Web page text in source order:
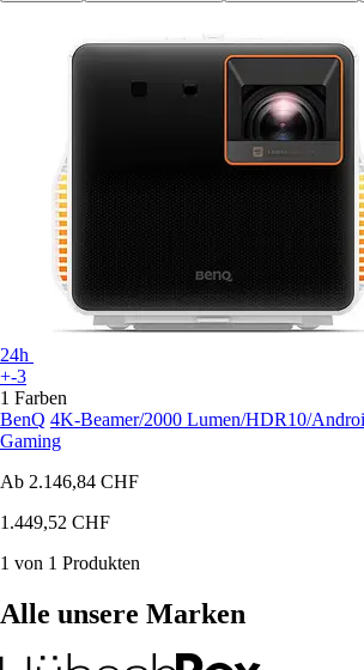
24h
+-3
1 Farben
BenQ 4K-Beamer/2000 Lumen/HDR10/
Gaming
Ab 2.146,84 CHF
1.449,52 CHF
1 von 1 Produkten
Alle unsere Marken